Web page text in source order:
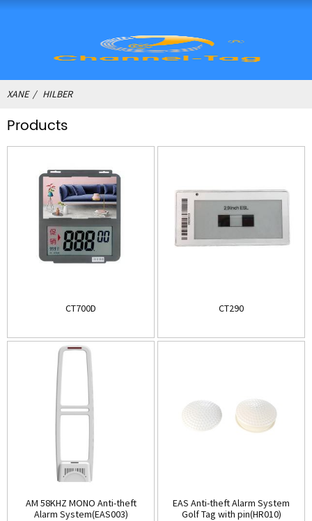
XANE HILBER
Products
CT700D CT290
AM 58KHZ MONO Anti-theft
Alarm System(EAS003)
EAS Anti-theft Alarm System
Golf Tag with pin(HR010)